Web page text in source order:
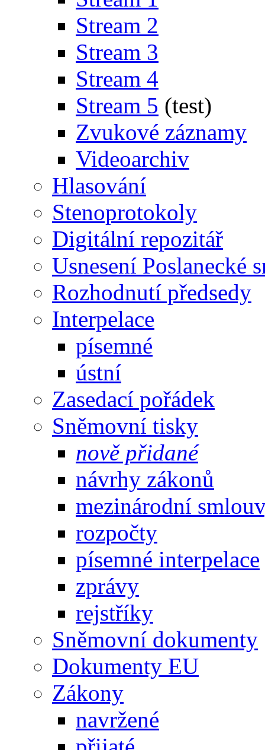
Stream 2
Stream 3
Stream 4
Stream 5 (test)
Zvukové záznamy
Videoarchiv
Hlasování
Stenoprotokoly
Digitální repozitář
Usnesení Poslanecké
Rozhodnutí předsedy
Interpelace
písemné
ústní
Zasedací pořádek
Sněmovní tisky
nově přidané
návrhy zákonů
mezinárodní
rozpočty
písemné interpelace
zprávy
rejstříky
Sněmovní dokumenty
Dokumenty EU
Zákony
navržené